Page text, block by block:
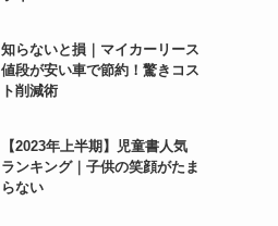
知らないと損｜マイカーリース
値段が安い車で節約！驚きコス
ト削減術
【2023年上半期】児童書人気
ランキング｜子供の笑顔がたま
らない